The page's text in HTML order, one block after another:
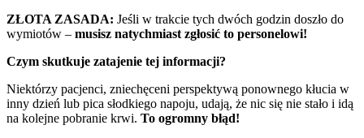
ZŁOTA ZASADA: Jeśli w trakcie tych dwóch godzin doszło do
wymiotów – musisz natychmiast zgłosić to personelowi!
Czym skutkuje zatajenie tej informacji?
Niektórzy pacjenci, zniechęceni perspektywą ponownego kłucia w
inny dzień lub pica słodkiego napoju, udają, że nic się nie stało i idą
na kolejne pobranie krwi. To ogromny błąd!